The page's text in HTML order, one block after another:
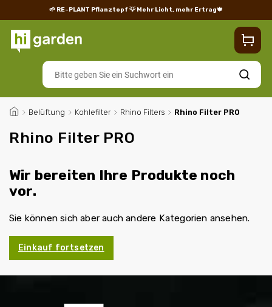
🌱 RE-PLANT Pflanztopf 💡 Mehr Licht, mehr Ertrag🍁
Suchen
/ Belüftung / Kohlefilter / Rhino Filters / Rhino Filter PRO
Rhino Filter PRO
Wir bereiten Ihre Produkte noch
vor.
Sie können sich aber auch andere Kategorien ansehen.
Einkauf fortsetzen